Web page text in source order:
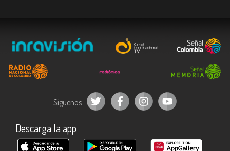
Síguenos
Descarga la app